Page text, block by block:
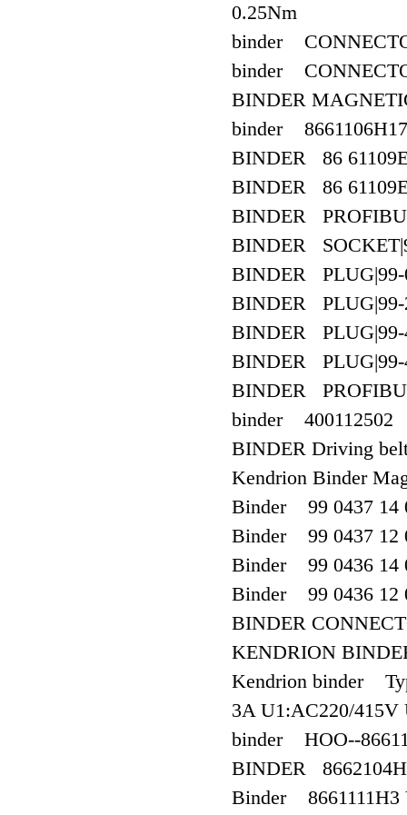
0.25Nm
binder
binder
BINDER
binder 8661106H17
BINDER 86
BINDER 86
BINDER
BINDER
BINDER PLUG|99-
BINDER PLUG|99-
BINDER PLUG|99-
BINDER PLUG|99-
BINDER
binder 400112502
BINDER Driving
Kendrion Binder
Binder 99 0437 14
Binder 99 0437 12
Binder 99 0436 14
Binder 99 0436 12
BINDER
KENDRION
Kendrion binder
3A U1:AC220/415V
binder HOO--
BINDER
Binder 8661111H3